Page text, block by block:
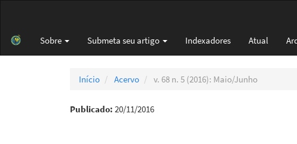
principal
Barra
Sobre Submeta seu artigo Indexadores Atual
Início Acervo v. 68 n. 5 (2016): Maio/Junho
Publicado: 20/11/2016